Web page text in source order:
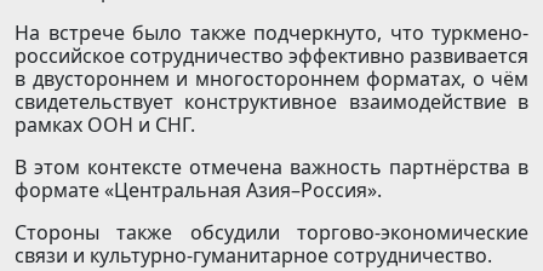
На встрече было также подчеркнуто, что туркмено-
российское сотрудничество эффективно развивается
в двустороннем и многостороннем форматах, о чём
свидетельствует конструктивное взаимодействие в
рамках ООН и СНГ.
В этом контексте отмечена важность партнёрства в
формате «Центральная Азия–Россия».
Стороны также обсудили торгово-экономические
связи и культурно-гуманитарное сотрудничество.